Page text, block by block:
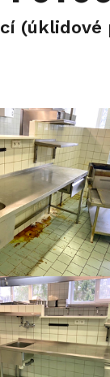
(úklidové